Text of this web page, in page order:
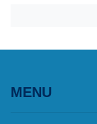
MENU